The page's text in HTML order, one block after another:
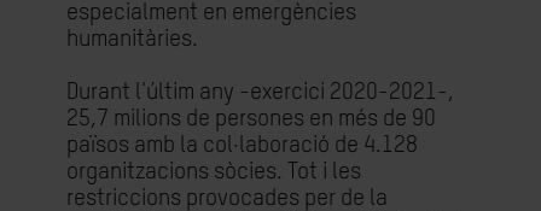
especialment en emergències
humanitàries.
Durant l'últim any -exercici 2020-2021-,
25,7 milions de persones en més de 90
països amb la col·laboració de 4.128
organitzacions sòcies. Tot i les
restriccions provocades per de la